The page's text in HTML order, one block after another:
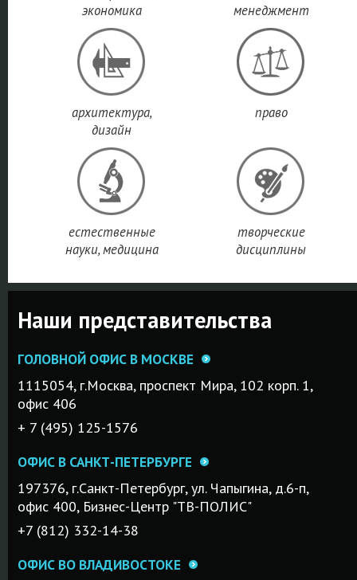
ПОДРОБНЕЕ
исследований.
делу и
экономика
менеджмент
архитектура,
дизайн
право
естественные
науки, медицина
творческие
дисциплины
Наши представительства
ГОЛОВНОЙ ОФИС В МОСКВЕ
1115054, г.Mосква, проспект Мира, 102 корп. 1,
офис 406
+ 7 (495) 125-1576
ОФИС В САНКТ-ПЕТЕРБУРГЕ
197376, г.Санкт-Петербург, ул. Чапыгина, д.6-п,
офис 400, Бизнес-Центр "ТВ-ПОЛИС"
+7 (812) 332-14-38
ОФИС ВО ВЛАДИВОСТОКЕ